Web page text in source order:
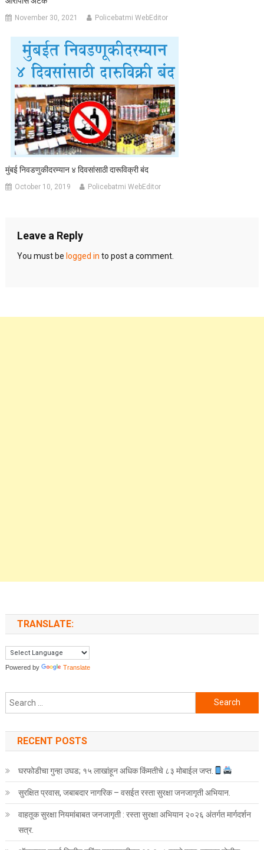
November 30, 2021 Policebatmi WebEditor
मुंबई निवडणुकीदरम्यान ४ दिवसांसाठी दारूविक्री बंद
October 10, 2019 Policebatmi WebEditor
Leave a Reply
You must be logged in to post a comment.
TRANSLATE:
Powered by Translate
Search for:
RECENT POSTS
घरफोडीचा गुन्हा उघड; १५ लाखांहून अधिक किंमतीचे ८३ मोबाईल जप्त.
सुरक्षित प्रवास, जबाबदार नागरिक – वसईत रस्ता सुरक्षा जनजागृती अभियान.
वाहतूक सुरक्षा नियमांबाबत जनजागृती : रस्ता सुरक्षा अभियान २०२६ अंतर्गत मार्गदर्शन
सत्र.